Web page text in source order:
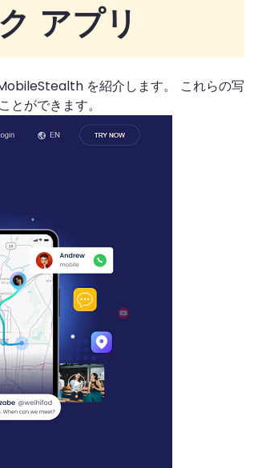
アプリ
を紹介します。 これらの写
ができます。